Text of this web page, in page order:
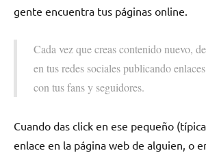
gente encuentra tus páginas online.
Cada vez que creas contenido nuevo,
en tus redes sociales publicando
con tus fans y seguidores.
Cuando das click en ese pequeño
enlace en la página web de alguien, o